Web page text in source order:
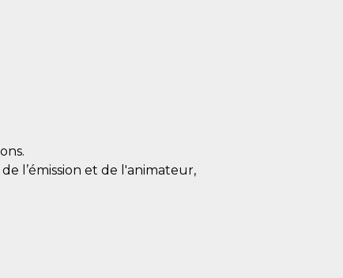
l’émission et de l'animateur,